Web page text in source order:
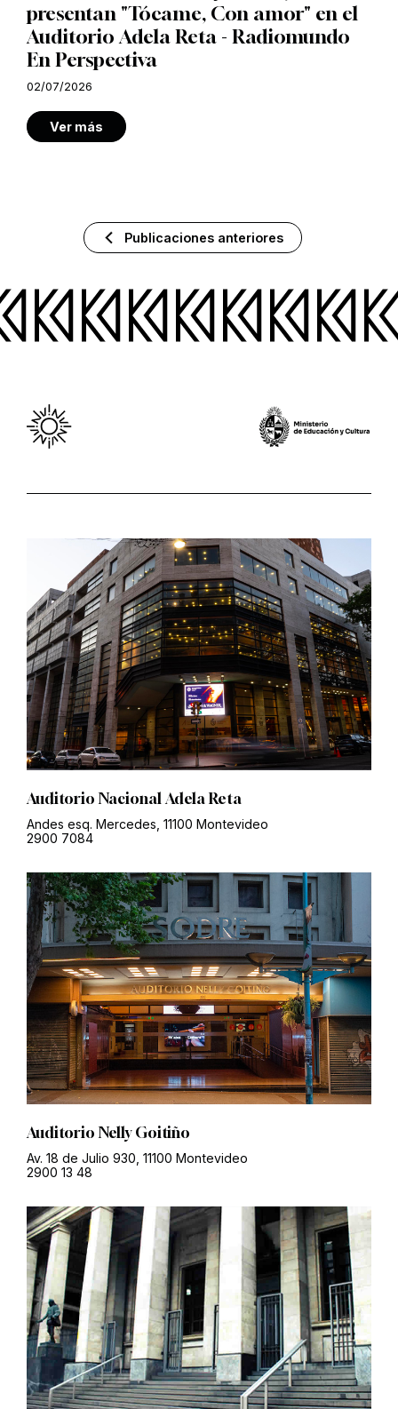
presentan "Tócame, Con amor" en el
Auditorio Adela Reta - Radiomundo
En Perspectiva
02/07/2026
Ver más
Publicaciones anteriores
Auditorio Nacional Adela Reta
Andes esq. Mercedes, 11100 Montevideo
2900 7084
Auditorio Nelly Goitiño
Av. 18 de Julio 930, 11100 Montevideo
2900 13 48